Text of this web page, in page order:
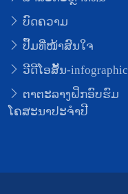
ບົດຄວາມ
ປຶ້ມທີ່ໜ້າສົນໃຈ
ວີດີໂອສັ້ນ-infographic
ຕາຕະລາງຝຶກອົບຮົມ
ໂຄສະນາປະຈຳປີ